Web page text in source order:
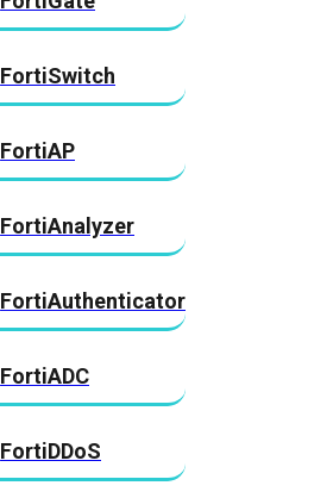
FortiSwitch
FortiAP
FortiAnalyzer
FortiAuthenticator
FortiADC
FortiDDoS